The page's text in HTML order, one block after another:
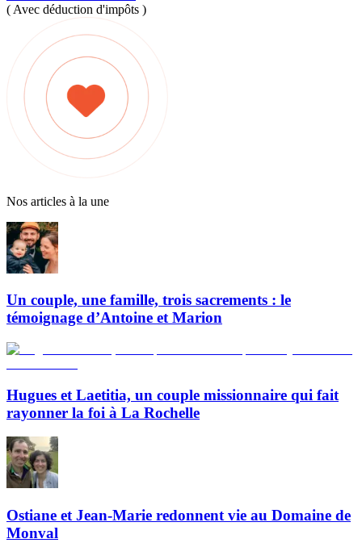
( Avec déduction d'impôts )
Nos articles à la une
Un couple, une famille, trois sacrements : le
témoignage d’Antoine et Marion
Hugues et Laetitia, un couple missionnaire qui fait
rayonner la foi à La Rochelle
Ostiane et Jean-Marie redonnent vie au Domaine de
Monval